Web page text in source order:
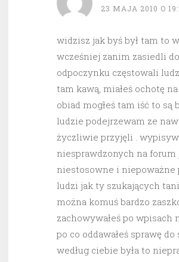
23 MAJA 2010 O
widzisz jak byś był tam to
wcześniej zanim zasiedli
odpoczynku częstowali
tam kawą, miałeś ochotę
obiad mogłeś tam iść to są
ludzie podejrzewam ze
życzliwie przyjęli .
niesprawdzonych na forum
niestosowne i niepoważne
ludzi jak ty szukających
można komuś bardzo
zachowywałeś po wpisach
po co oddawałeś sprawę do
według ciebie była to